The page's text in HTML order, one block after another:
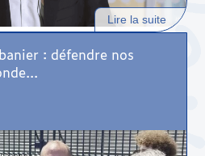
Lire la suite
: défendre nos